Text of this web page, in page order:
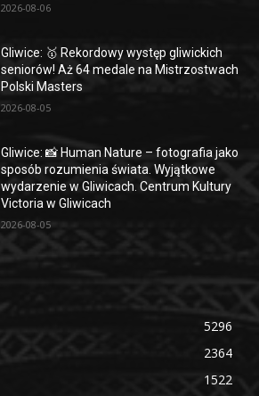
2026-08-06
Gliwice: 🥇 Rekordowy występ gliwickich
seniorów! Aż 64 medale na Mistrzostwach
Polski Masters
2026-08-05
Gliwice: 📸 Human Nature – fotografia jako
sposób rozumienia świata. Wyjątkowe
wydarzenie w Gliwicach. Centrum Kultury
Victoria w Gliwicach
2026-08-05
5296
2364
1522